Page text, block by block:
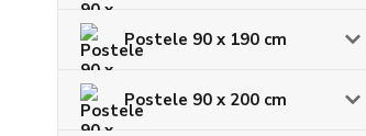
Postele 90 x 190 cm
Postele 90 x 200 cm